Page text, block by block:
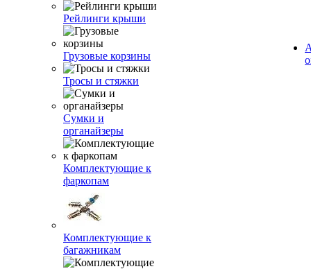
Рейлинги крыши
Грузовые корзины
Тросы и стяжки
Сумки и
органайзеры
Комплектующие к
фаркопам
Комплектующие к
багажникам